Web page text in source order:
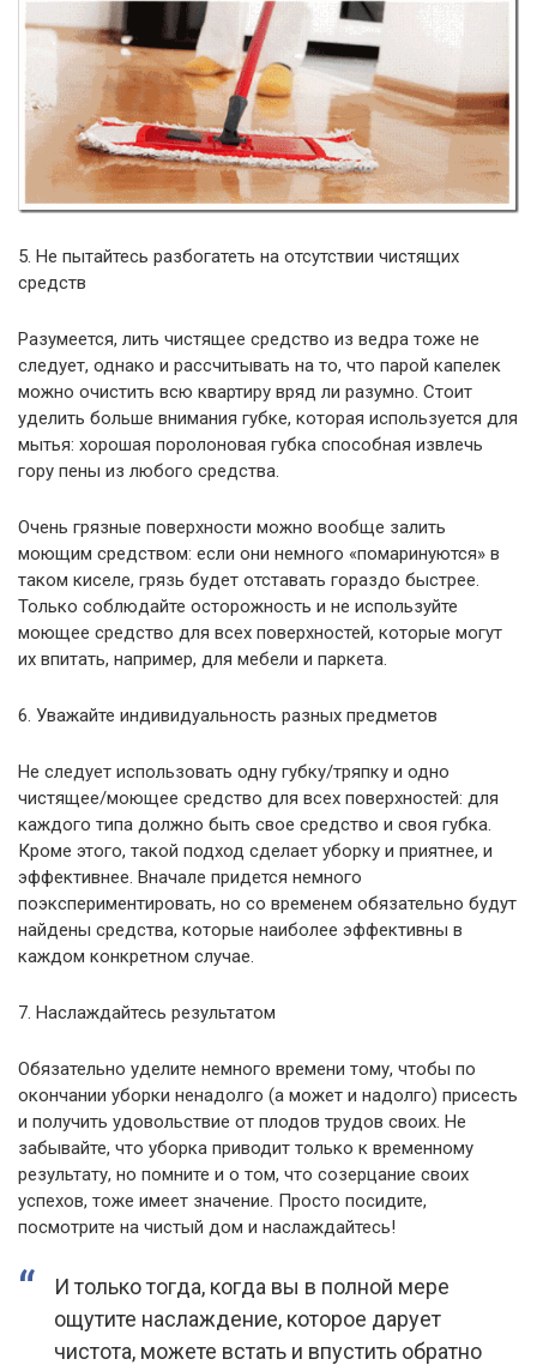
5. Не пытайтесь разбогатеть на отсутствии чистящих
средств
Разумеется, лить чистящее средство из ведра тоже не
следует, однако и рассчитывать на то, что парой капелек
можно очистить всю квартиру вряд ли разумно. Стоит
уделить больше внимания губке, которая используется для
мытья: хорошая поролоновая губка способная извлечь
гору пены из любого средства.
Очень грязные поверхности можно вообще залить
моющим средством: если они немного «помаринуются» в
таком киселе, грязь будет отставать гораздо быстрее.
Только соблюдайте осторожность и не используйте
моющее средство для всех поверхностей, которые могут
их впитать, например, для мебели и паркета.
6. Уважайте индивидуальность разных предметов
Не следует использовать одну губку/тряпку и одно
чистящее/моющее средство для всех поверхностей: для
каждого типа должно быть свое средство и своя губка.
Кроме этого, такой подход сделает уборку и приятнее, и
эффективнее. Вначале придется немного
поэкспериментировать, но со временем обязательно будут
найдены средства, которые наиболее эффективны в
каждом конкретном случае.
7. Наслаждайтесь результатом
Обязательно уделите немного времени тому, чтобы по
окончании уборки ненадолго (а может и надолго) присесть
и получить удовольствие от плодов трудов своих. Не
забывайте, что уборка приводит только к временному
результату, но помните и о том, что созерцание своих
успехов, тоже имеет значение. Просто посидите,
посмотрите на чистый дом и наслаждайтесь!
И только тогда, когда вы в полной мере
ощутите наслаждение, которое дарует
чистота, можете встать и впустить обратно